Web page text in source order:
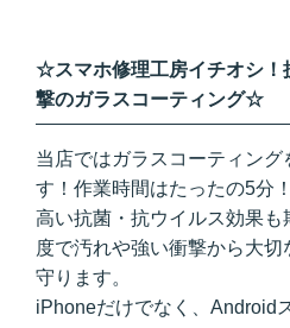
☆スマホ修理工房イチオシ！
撃のガラスコーティング☆
当店ではガラスコーティング
す！作業時間はたったの5分！
高い抗菌・抗ウイルス効果
度で汚れや強い衝撃から大
守ります。
iPhoneだけでなく、Android